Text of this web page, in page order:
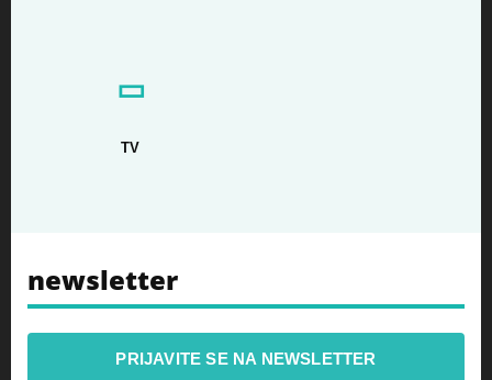
▭
TV
newsletter
PRIJAVITE SE NA NEWSLETTER